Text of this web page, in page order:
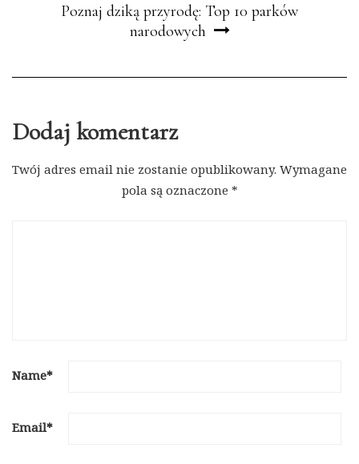
Poznaj dziką przyrodę: Top 10 parków
narodowych
Dodaj komentarz
Twój adres email nie zostanie opublikowany. Wymagane
pola są oznaczone *
Name*
Email*